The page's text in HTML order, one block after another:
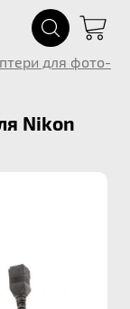
для фото-
Nikon